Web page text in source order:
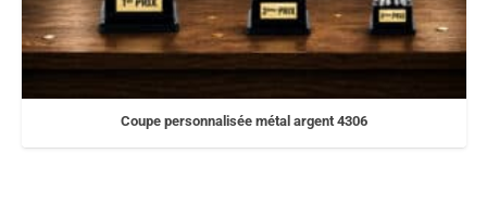
Coupe personnalisée métal argent 4306